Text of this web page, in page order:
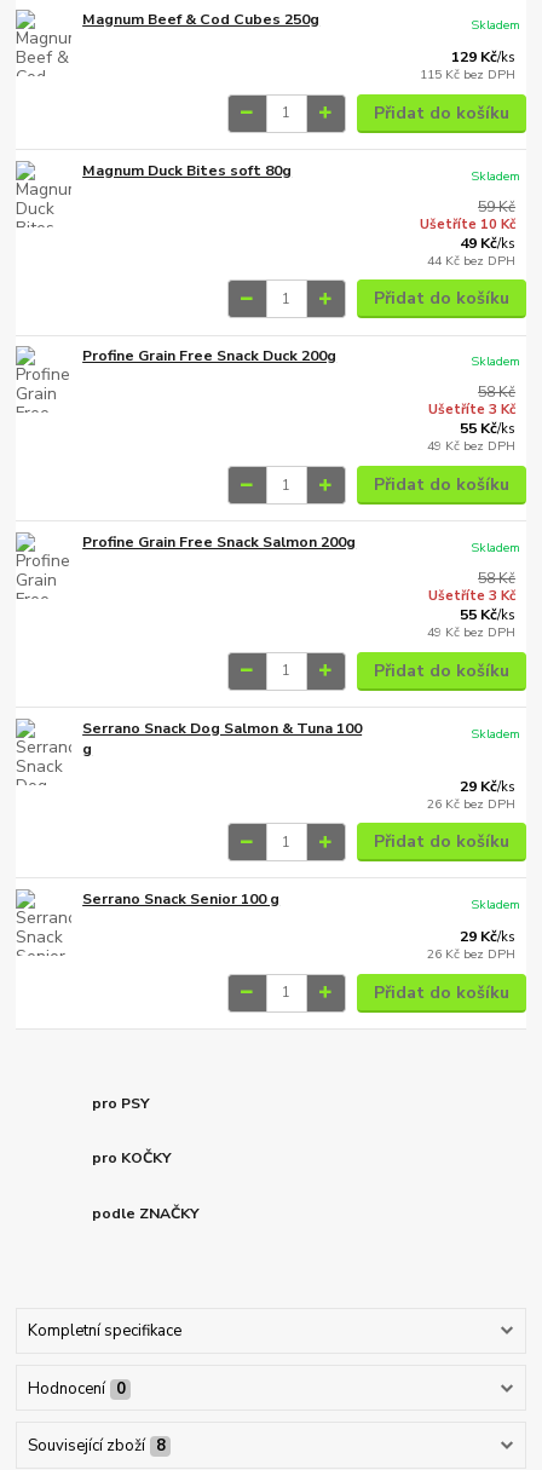
Magnum Beef & Cod Cubes 250g
129 Kč/ks
115 Kč bez DPH
Skladem
Přidat do košíku
Magnum Duck Bites soft 80g
59 Kč
Ušetříte 10 Kč
49 Kč/ks
44 Kč bez DPH
Skladem
Přidat do košíku
Profine Grain Free Snack Duck 200g
58 Kč
Ušetříte 3 Kč
55 Kč/ks
49 Kč bez DPH
Skladem
Přidat do košíku
Profine Grain Free Snack Salmon 200g
58 Kč
Ušetříte 3 Kč
55 Kč/ks
49 Kč bez DPH
Skladem
Přidat do košíku
Serrano Snack Dog Salmon & Tuna 100
g
29 Kč/ks
26 Kč bez DPH
Skladem
Přidat do košíku
Serrano Snack Senior 100 g
29 Kč/ks
26 Kč bez DPH
Skladem
Přidat do košíku
pro PSY
pro KOČKY
podle ZNAČKY
Kompletní specifikace
Hodnocení 0
Související zboží 8